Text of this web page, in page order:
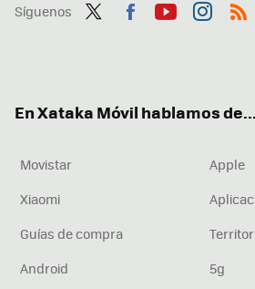
Síguenos
En Xataka Móvil hablamos de...
Movistar
Apple
Xiaomi
Guías de compra
Android
5g